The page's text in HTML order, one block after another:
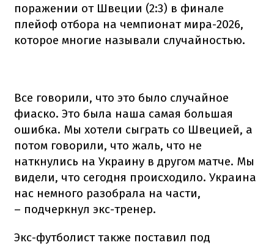
поражении от Швеции (2:3) в финале
плейоф отбора на чемпионат мира-2026,
которое многие называли случайностью.
Все говорили, что это было случайное
фиаско. Это была наша самая большая
ошибка. Мы хотели сыграть со Швецией, а
потом говорили, что жаль, что не
наткнулись на Украину в другом матче. Мы
видели, что сегодня происходило. Украина
нас немного разобрала на части,
– подчеркнул экс-тренер.
Экс-футболист также поставил под